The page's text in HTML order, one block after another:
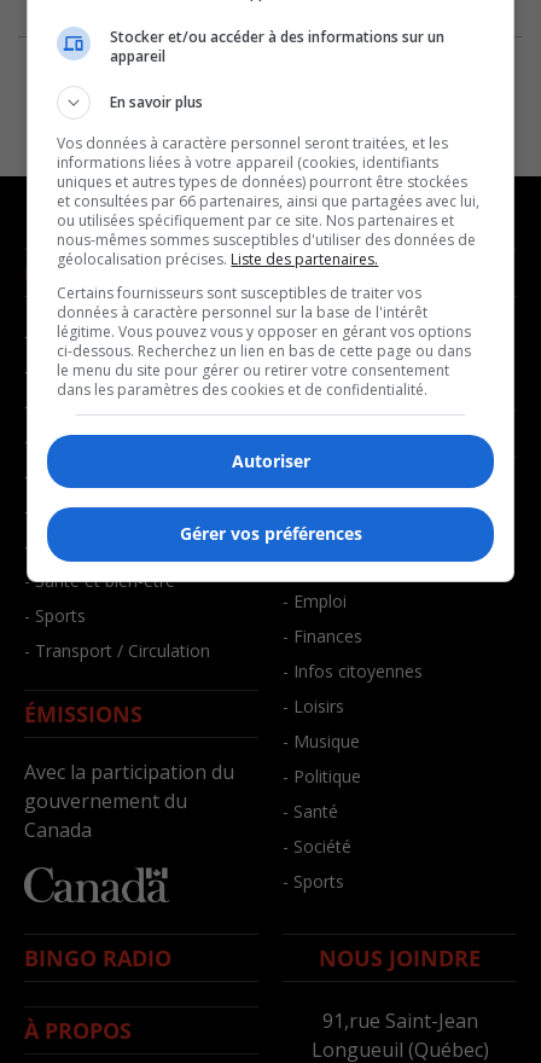
NOUVELLES
- Affaires municipales
- Communauté / Social
- Culture
- Économie
- Éducation
- Environnement
- Faits divers
- Santé et bien-être
- Sports
- Transport / Circulation
ÉMISSIONS
Avec la participation du
gouvernement du
Canada
MUSIQUE
- Décompte franco
- Joué récemment
BALADOS
- Art de vivre
- Bien-être
- Emploi
- Finances
- Infos citoyennes
- Loisirs
- Musique
- Politique
- Santé
- Société
- Sports
BINGO RADIO
À PROPOS
NOUS JOINDRE
91,rue Saint-Jean
Longueuil (Québec)
Stocker et/ou accéder à des informations sur un
appareil
En savoir plus
Vos données à caractère personnel seront traitées, et les
informations liées à votre appareil (cookies, identifiants
uniques et autres types de données) pourront être stockées
et consultées par 66 partenaires, ainsi que partagées avec lui,
ou utilisées spécifiquement par ce site. Nos partenaires et
nous-mêmes sommes susceptibles d'utiliser des données de
géolocalisation précises. Liste des partenaires.
Certains fournisseurs sont susceptibles de traiter vos
données à caractère personnel sur la base de l'intérêt
légitime. Vous pouvez vous y opposer en gérant vos options
ci-dessous. Recherchez un lien en bas de cette page ou dans
le menu du site pour gérer ou retirer votre consentement
dans les paramètres des cookies et de confidentialité.
Autoriser
Gérer vos préférences